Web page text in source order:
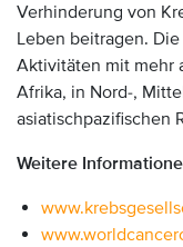
Verhinderung von
Leben beitragen.
Aktivitäten mit mehr
Afrika, in Nord-,
asiatischpazifischen
Weitere